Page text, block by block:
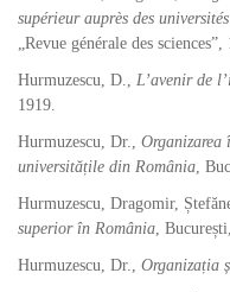
supérieur auprès des
„Revue générale des
Hurmuzescu, D., L’avenir de
1919.
Hurmuzescu, Dr., Organizarea
universitățile din România,
Hurmuzescu, Dragomir,
superior în România,
Hurmuzescu, Dr., Organizația